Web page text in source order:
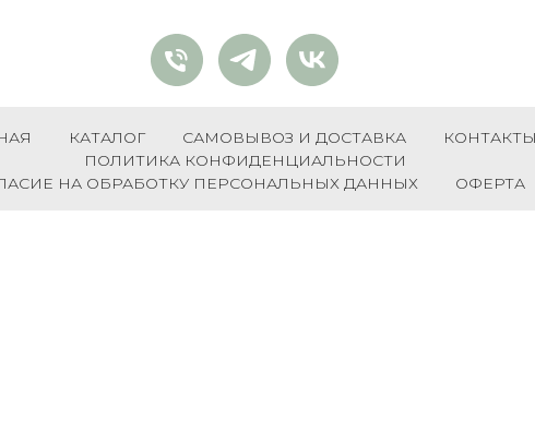
КАТАЛОГ САМОВЫВОЗ И ДОСТАВКА
КОНТАКТЫ
ПОЛИТИКА КОНФИДЕНЦИАЛЬНОСТИ
НА ОБРАБОТКУ ПЕРСОНАЛЬНЫХ ДАННЫХ
ОФЕРТА